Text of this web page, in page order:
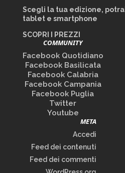
Scegli la tua edizione,
tablet e smartphone
SCOPRI I PREZZI
COMMUNITY
Facebook Quotidiano
Facebook Basilicata
Facebook Calabria
Facebook Campania
Facebook Puglia
Twitter
Youtube
META
Accedi
Feed dei contenuti
Feed dei commenti